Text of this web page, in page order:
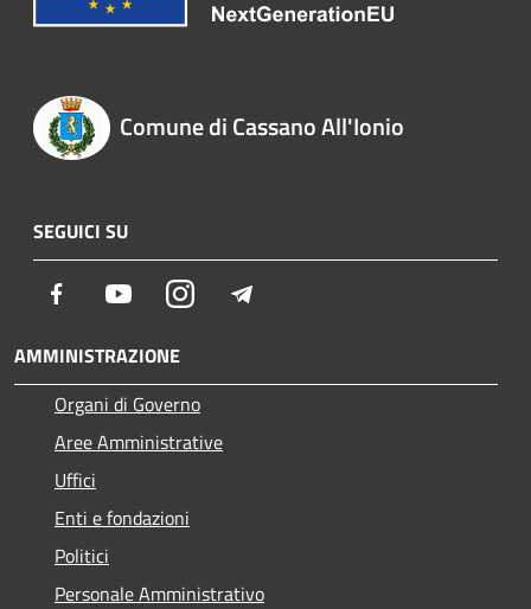
Comune di Cassano All'Ionio
SEGUICI SU
Facebook YoutubeInstagram
AMMINISTRAZIONE
Organi di Governo
Aree Amministrative
Uffici
Enti e fondazioni
Politici
Personale Amministrativo